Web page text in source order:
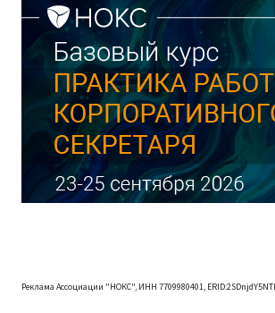
Реклама Ассоциации "НОКС", ИНН 7709980401,